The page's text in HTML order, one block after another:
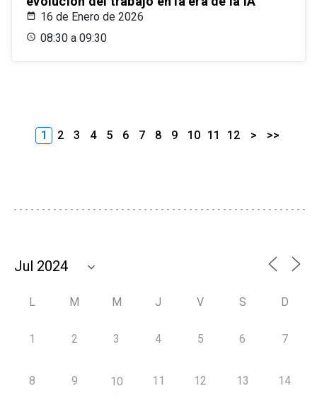
16 de Enero de 2026
08:30 a 09:30
1 2 3 4 5 6 7 8 9 10 11 12 > >>
L M M J V S D
1 2 3 4 5 6 7
8 9 10 11 12 13 14